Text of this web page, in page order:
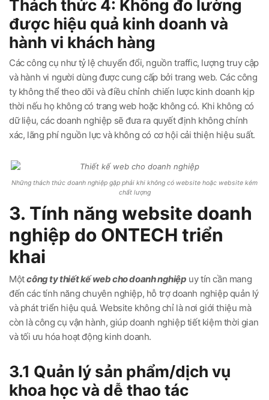
Thách thức 4: Không đo lường
được hiệu quả kinh doanh và
hành vi khách hàng
Các công cụ như tỷ lệ chuyển đổi, nguồn traffic, lượng truy cập
và hành vi người dùng được cung cấp bởi trang web. Các công
ty không thể theo dõi và điều chỉnh chiến lược kinh doanh kịp
thời nếu họ không có trang web hoặc không có. Khi không có
dữ liệu, các doanh nghiệp sẽ đưa ra quyết định không chính
xác, lãng phí nguồn lực và không có cơ hội cải thiện hiệu suất.
Những thách thức doanh nghiệp gặp phải khi không có website hoặc website kém
chất lượng
3. Tính năng website doanh
nghiệp do ONTECH triển
khai
Mộtcông ty thiết kế web cho doanh nghiệp uy tín cần mang
đến các tính năng chuyên nghiệp, hỗ trợ doanh nghiệp quản lý
và phát triển hiệu quả. Website không chỉ là nơi giới thiệu mà
còn là công cụ vận hành, giúp doanh nghiệp tiết kiệm thời gian
và tối ưu hóa hoạt động kinh doanh.
3.1 Quản lý sản phẩm/dịch vụ
khoa học và dễ thao tác